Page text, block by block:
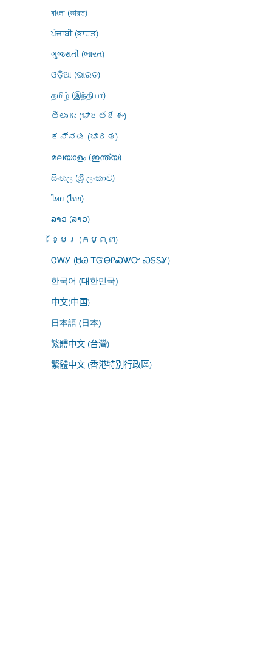
বাংলা (ভারত)
ਪੰਜਾਬੀ (ਭਾਰਤ)
ગુજરાતી (ભારત)
ଓଡ଼ିଆ (ଭାରତ)
தமிழ் (இந்தியா)
తెలుగు (భారతదేశం)
ಕನ್ನಡ (ಭಾರತ)
മലയാളം (ഇന്ത്യ)
සිංහල (ශ්‍රී ලංකාව)
ไทย (ไทย)
ລາວ (ລາວ)
ខ្មែរ (កម្ពុជា)
ᏣᎳᎩ (ᏌᏊ ᎢᏳᎾᎵᏍᏔᏅ ᏍᎦᏚᎩ)
한국어 (대한민국)
中文(中国)
日本語 (日本)
繁體中文 (台灣)
繁體中文 (香港特別行政區)